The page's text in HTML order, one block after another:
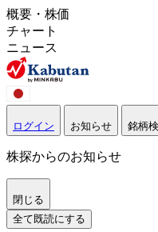
概要・株価
チャート
ニュース
ログイン お知らせ 銘柄
株探からのお知らせ
閉じる
全て既読にする